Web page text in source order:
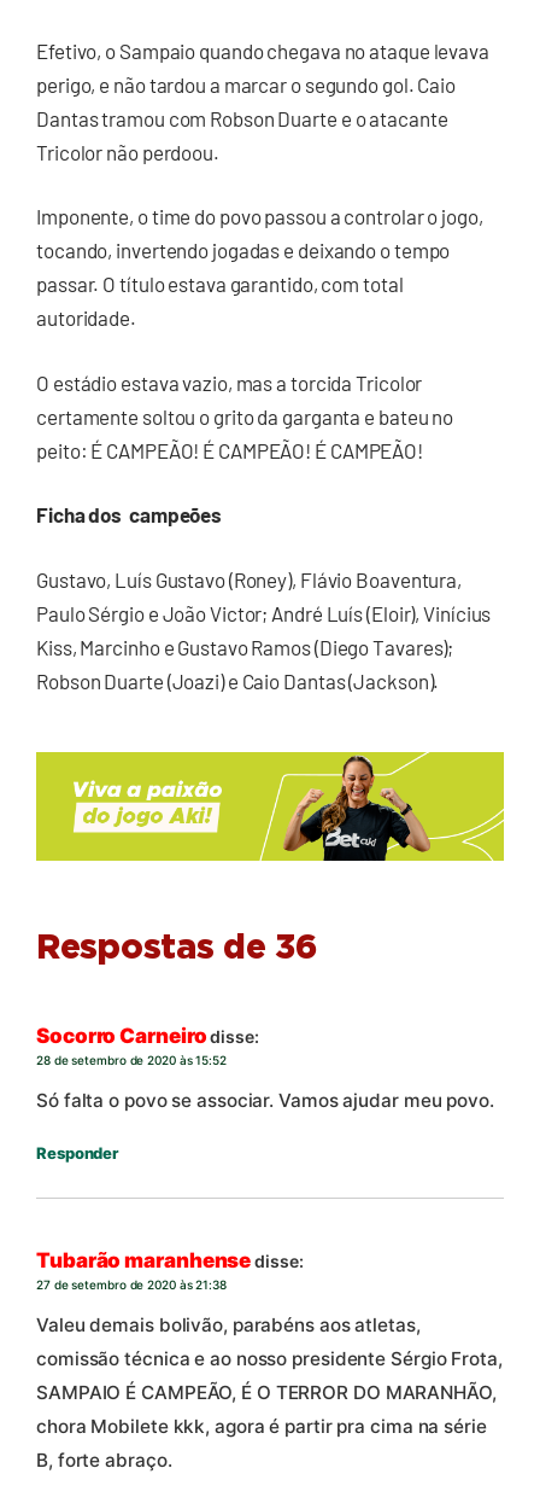
Efetivo, o Sampaio quando chegava no ataque levava
perigo, e não tardou a marcar o segundo gol. Caio
Dantas tramou com Robson Duarte e o atacante
Tricolor não perdoou.
Imponente, o time do povo passou a controlar o jogo,
tocando, invertendo jogadas e deixando o tempo
passar. O título estava garantido, com total
autoridade.
O estádio estava vazio, mas a torcida Tricolor
certamente soltou o grito da garganta e bateu no
peito: É CAMPEÃO! É CAMPEÃO! É CAMPEÃO!
Ficha dos campeões
Gustavo, Luís Gustavo (Roney), Flávio Boaventura,
Paulo Sérgio e João Victor; André Luís (Eloir), Vinícius
Kiss, Marcinho e Gustavo Ramos (Diego Tavares);
Robson Duarte (Joazi) e Caio Dantas (Jackson).
Respostas de 36
Socorro Carneirodisse:
28 de setembro de 2020 às 15:52
Só falta o povo se associar. Vamos ajudar meu povo.
Responder
Tubarão maranhensedisse:
27 de setembro de 2020 às 21:38
Valeu demais bolivão, parabéns aos atletas,
comissão técnica e ao nosso presidente Sérgio Frota,
SAMPAIO É CAMPEÃO, É O TERROR DO MARANHÃO,
chora Mobilete kkk, agora é partir pra cima na série
B, forte abraço.